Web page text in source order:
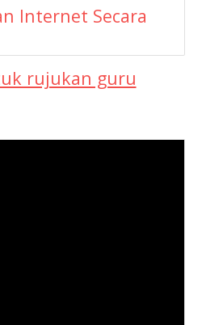
Internet Secara
rujukan guru